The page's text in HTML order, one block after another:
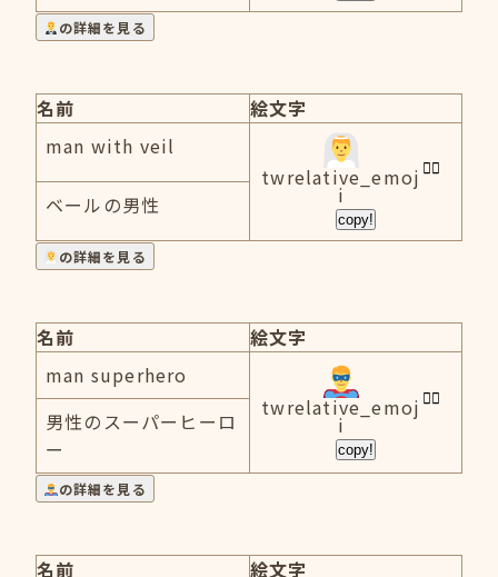
の詳細を見る
名前
絵文字
man with veil
twrelative_emoj
i
copy!
ベールの男性
の詳細を見る
名前
絵文字
man superhero
twrelative_emoj
i
copy!
男性のスーパーヒーロ
ー
の詳細を見る
名前
絵文字